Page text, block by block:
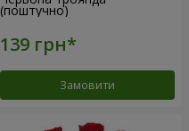
(поштучно)
Замовити